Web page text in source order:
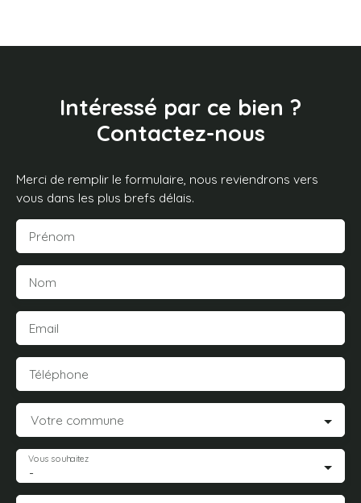
Intéressé par ce bien ?
Contactez-nous
Merci de remplir le formulaire, nous reviendrons vers
vous dans les plus brefs délais.
Prénom
Nom
Email
Téléphone
Votre commune
-
Vous souhaitez